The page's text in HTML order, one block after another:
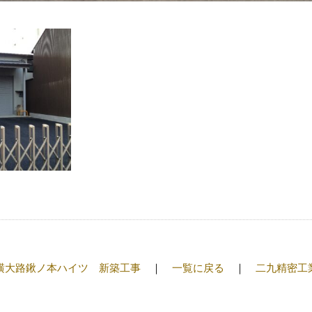
大路鍬ノ本ハイツ 新築工事 一覧に戻る 二九精密工